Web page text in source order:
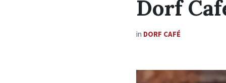
Dorf
in DORF CAFÉ